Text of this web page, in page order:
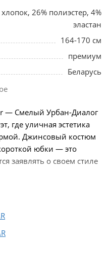
26% полиэстер, 4%
эластан
164-170 см
премиум
Беларусь
— Смелый Урбан-Диалог
где уличная эстетика
Джинсовый костюм
юбки — это
заявлять о своем стиле